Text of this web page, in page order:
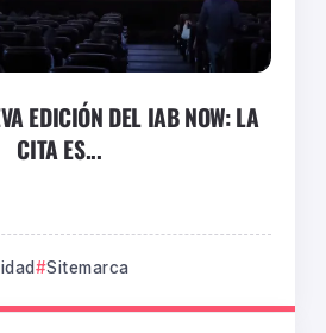
EDICIÓN DEL IAB NOW: LA
CITA ES...
Sitemarca